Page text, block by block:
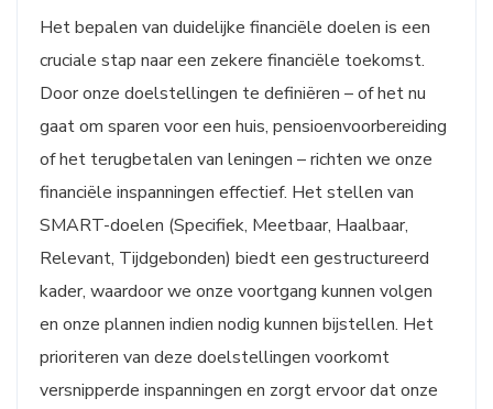
Het bepalen van duidelijke financiële doelen is een
cruciale stap naar een zekere financiële toekomst.
Door onze doelstellingen te definiëren – of het nu
gaat om sparen voor een huis, pensioenvoorbereiding
of het terugbetalen van leningen – richten we onze
financiële inspanningen effectief. Het stellen van
SMART-doelen (Specifiek, Meetbaar, Haalbaar,
Relevant, Tijdgebonden) biedt een gestructureerd
kader, waardoor we onze voortgang kunnen volgen
en onze plannen indien nodig kunnen bijstellen. Het
prioriteren van deze doelstellingen voorkomt
versnipperde inspanningen en zorgt ervoor dat onze